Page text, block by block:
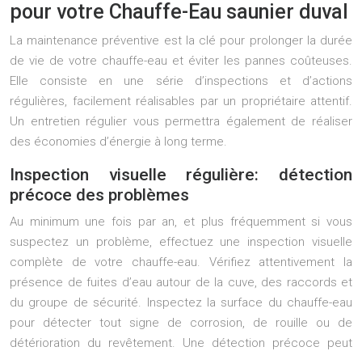
pour votre Chauffe-Eau saunier duval
La maintenance préventive est la clé pour prolonger la durée
de vie de votre chauffe-eau et éviter les pannes coûteuses.
Elle consiste en une série d’inspections et d’actions
régulières, facilement réalisables par un propriétaire attentif.
Un entretien régulier vous permettra également de réaliser
des économies d’énergie à long terme.
Inspection visuelle régulière: détection
précoce des problèmes
Au minimum une fois par an, et plus fréquemment si vous
suspectez un problème, effectuez une inspection visuelle
complète de votre chauffe-eau. Vérifiez attentivement la
présence de fuites d’eau autour de la cuve, des raccords et
du groupe de sécurité. Inspectez la surface du chauffe-eau
pour détecter tout signe de corrosion, de rouille ou de
détérioration du revêtement. Une détection précoce peut